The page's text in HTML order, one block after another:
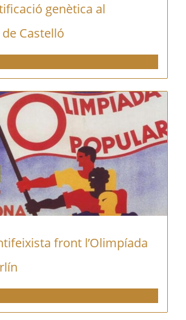
genètica al
Castelló
front l’Olimpíada